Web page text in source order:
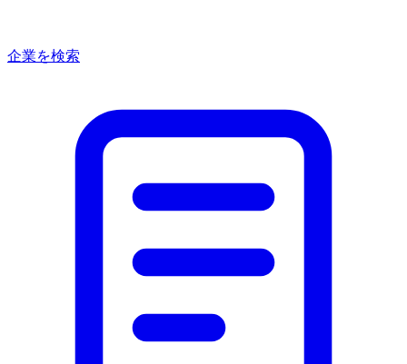
企業を検索